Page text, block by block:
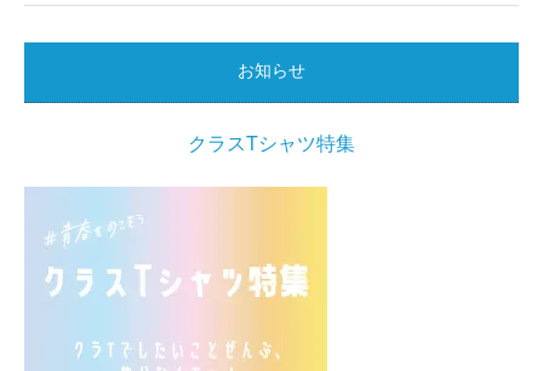
お知らせ
クラスTシャツ特集